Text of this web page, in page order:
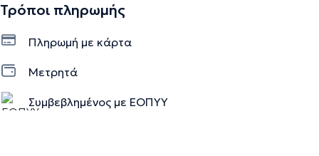
Τρόποι πληρωμής
Πληρωμή με κάρτα
Μετρητά
Συμβεβλημένος με ΕΟΠΥΥ